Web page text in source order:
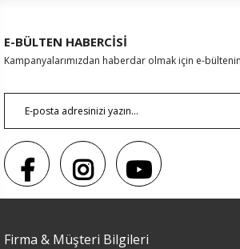
E-BÜLTEN HABERCİSİ
Kampanyalarımızdan haberdar olmak için e-
Firma & Müşteri Bilgileri